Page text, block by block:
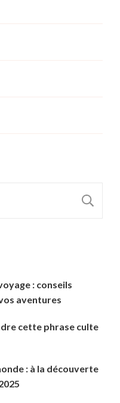
: conseils
aventures
cette phrase culte
: à la découverte